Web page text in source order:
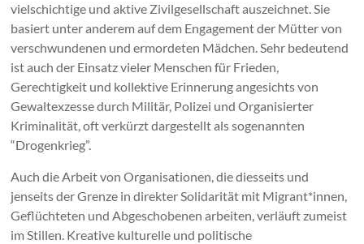
vielschichtige und aktive Zivilgesellschaft auszeichnet. Sie
basiert unter anderem auf dem Engagement der Mütter von
verschwundenen und ermordeten Mädchen. Sehr bedeutend
ist auch der Einsatz vieler Menschen für Frieden,
Gerechtigkeit und kollektive Erinnerung angesichts von
Gewaltexzesse durch Militär, Polizei und Organisierter
Kriminalität, oft verkürzt dargestellt als sogenannten
“Drogenkrieg”.
Auch die Arbeit von Organisationen, die diesseits und
jenseits der Grenze in direkter Solidarität mit Migrant*innen,
Geflüchteten und Abgeschobenen arbeiten, verläuft zumeist
im Stillen. Kreative kulturelle und politische